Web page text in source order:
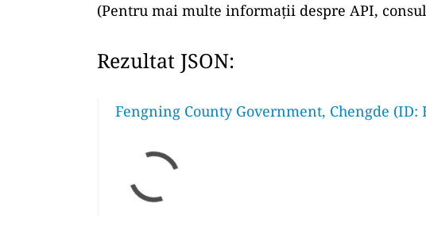
(Pentru mai multe informații despre API,
Rezultat JSON:
Fengning County Government, Chengde (ID: